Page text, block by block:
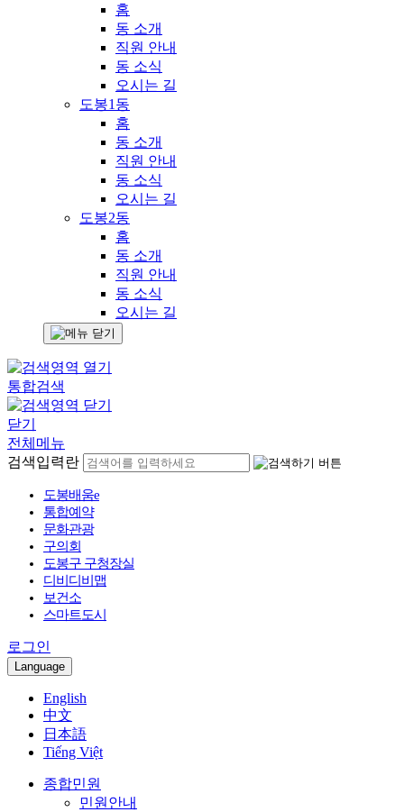
홈
동 소개
직원 안내
동 소식
오시는 길
도봉1동
홈
동 소개
직원 안내
동 소식
오시는 길
도봉2동
홈
동 소개
직원 안내
동 소식
오시는 길
통합검색
닫기
전체메뉴
검색입력란
도봉배움e
통합예약
문화관광
구의회
도봉구 구청장실
디비디비맵
보건소
스마트도시
로그인
Language
English
中文
日本語
Tiếng Việt
종합민원
민원안내